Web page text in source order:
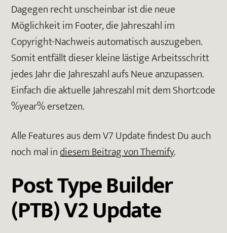
Dagegen recht unscheinbar ist die neue
Möglichkeit im Footer, die Jahreszahl im
Copyright-Nachweis automatisch auszugeben.
Somit entfällt dieser kleine lästige Arbeitsschritt
jedes Jahr die Jahreszahl aufs Neue anzupassen.
Einfach die aktuelle Jahreszahl mit dem Shortcode
%year% ersetzen.
Alle Features aus dem V7 Update findest Du auch
noch mal indiesem Beitrag von Themify.
Post Type Builder
(PTB) V2 Update